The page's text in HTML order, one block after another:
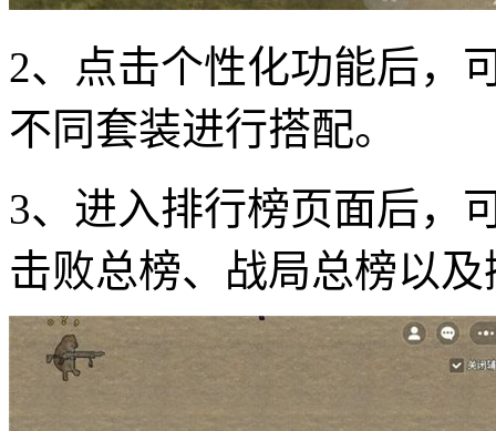
2、点击个性化功能后，
不同套装进行搭配。
3、进入排行榜页面后，
击败总榜、战局总榜以